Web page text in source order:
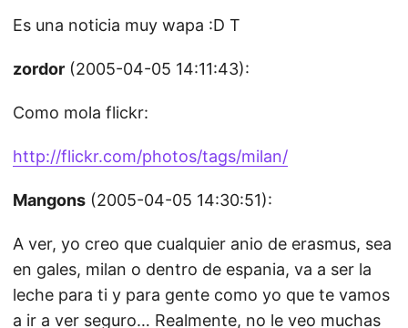
Es una noticia muy wapa :D T
zordor (2005-04-05 14:11:43):
Como mola flickr:
http://flickr.com/photos/tags/milan/
Mangons (2005-04-05 14:30:51):
A ver, yo creo que cualquier anio de erasmus, sea
en gales, milan o dentro de espania, va a ser la
leche para ti y para gente como yo que te vamos
a ir a ver seguro… Realmente, no le veo muchas